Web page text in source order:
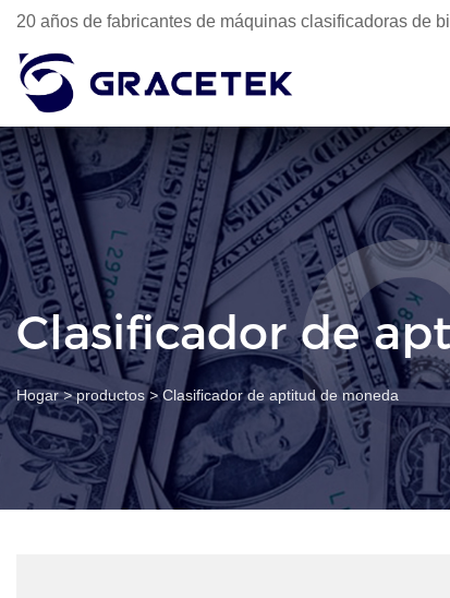
20 años de fabricantes de máquinas clasificadoras de
Clasificador de
Hogar > productos > Clasificador de aptitud de moneda